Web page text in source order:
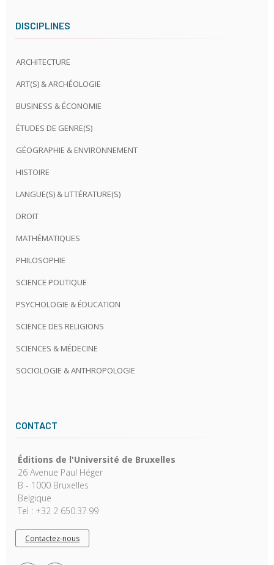
DISCIPLINES
ARCHITECTURE
ART(S) & ARCHÉOLOGIE
BUSINESS & ÉCONOMIE
ÉTUDES DE GENRE(S)
GÉOGRAPHIE & ENVIRONNEMENT
HISTOIRE
LANGUE(S) & LITTÉRATURE(S)
DROIT
MATHÉMATIQUES
PHILOSOPHIE
SCIENCE POLITIQUE
PSYCHOLOGIE & ÉDUCATION
SCIENCE DES RELIGIONS
SCIENCES & MÉDECINE
SOCIOLOGIE & ANTHROPOLOGIE
CONTACT
Éditions de l'Université de Bruxelles
26 Avenue Paul Héger
B - 1000 Bruxelles
Belgique
Tel : +32 2 650.37.99
Contactez-nous